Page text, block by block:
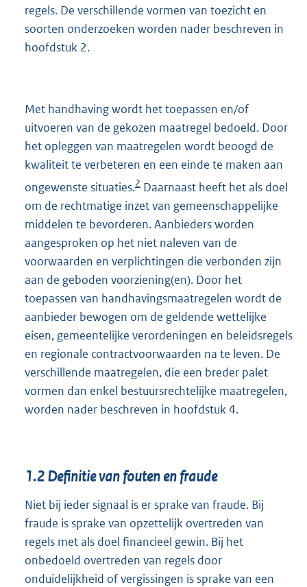
regels. De verschillende vormen van toezicht en
soorten onderzoeken worden nader beschreven in
hoofdstuk 2.
Met handhaving wordt het toepassen en/of
uitvoeren van de gekozen maatregel bedoeld. Door
het opleggen van maatregelen wordt beoogd de
kwaliteit te verbeteren en een einde te maken aan
ongewenste situaties.2 Daarnaast heeft het als doel
om de rechtmatige inzet van gemeenschappelijke
middelen te bevorderen. Aanbieders worden
aangesproken op het niet naleven van de
voorwaarden en verplichtingen die verbonden zijn
aan de geboden voorziening(en). Door het
toepassen van handhavingsmaatregelen wordt de
aanbieder bewogen om de geldende wettelijke
eisen, gemeentelijke verordeningen en beleidsregels
en regionale contractvoorwaarden na te leven. De
verschillende maatregelen, die een breder palet
vormen dan enkel bestuursrechtelijke maatregelen,
worden nader beschreven in hoofdstuk 4.
1.2 Definitie van fouten en fraude
Niet bij ieder signaal is er sprake van fraude. Bij
fraude is sprake van opzettelijk overtreden van
regels met als doel financieel gewin. Bij het
onbedoeld overtreden van regels door
onduidelijkheid of vergissingen is sprake van een